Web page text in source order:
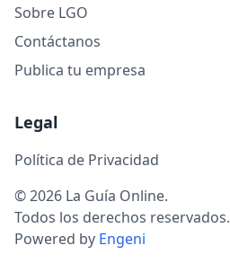
Sobre LGO
Contáctanos
Publica tu empresa
Legal
Política de Privacidad
© 2026 La Guía Online.
Todos los derechos reservados.
Powered by Engeni